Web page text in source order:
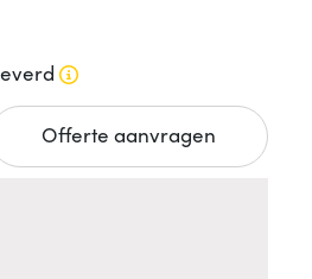
Offerte aanvragen